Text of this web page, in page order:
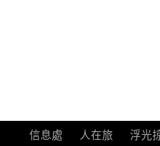
信息處
人在旅
浮光